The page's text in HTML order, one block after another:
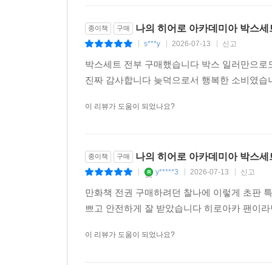
종이책 구매 나의 히어로 아카데미아 박스세
s***y 2026-07-13 신고
박스세트 전부 구매했습니다 박스 일러만으
진짜 감사합니다 늦덕으로서 행복한 소비였
이 리뷰가 도움이 되었나요?
종이책 구매 나의 히어로 아카데미아 박스세
y*****3 2026-07-13 신고
만화책 전권 구매하려던 찰나에 이렇게 초판
쁘고 안전하게 잘 받았습니다 히로아카 팬이
이 리뷰가 도움이 되었나요?